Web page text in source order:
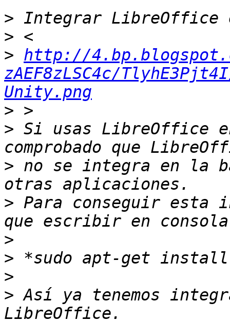
>
>
> http://
zAEF8zLSC4c/
Unity.png
>
> Si usas LibreOffice
> no se integra en la
> Para conseguir esta
>
>
>
> Así ya tenemos